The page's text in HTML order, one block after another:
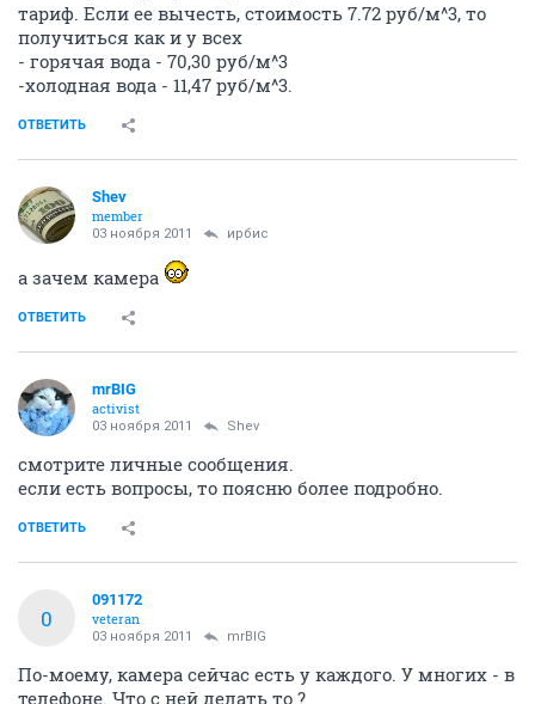
тариф. Если ее вычесть, стоимость 7.72 руб/м^3, то
получиться как и у всех
- горячая вода - 70,30 руб/м^3
-холодная вода - 11,47 руб/м^3.
ОТВЕТИТЬ
Shev
member
03 ноября 2011 ирбис
а зачем камера
ОТВЕТИТЬ
mrBIG
activist
03 ноября 2011 Shev
смотрите личные сообщения.
если есть вопросы, то поясню более подробно.
ОТВЕТИТЬ
0
091172
veteran
03 ноября 2011 mrBIG
По-моему, камера сейчас есть у каждого. У многих - в
телефоне. Что с ней делать то ?